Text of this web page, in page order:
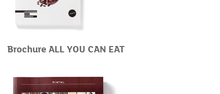
Brochure ALL YOU CAN EAT